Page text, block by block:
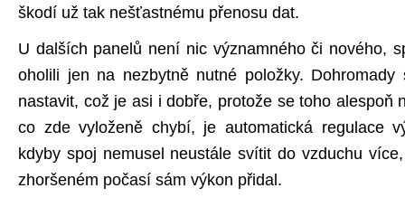
škodí už tak nešťastnému přenosu dat.
U dalších panelů není nic významného či nového,
oholili jen na nezbytně nutné položky.
nastavit, což je asi i dobře, protože se toho alespoň
co zde vyloženě chybí, je automatická regulace
kdyby spoj nemusel neustále svítit do vzduchu
zhoršeném počasí sám výkon přidal.